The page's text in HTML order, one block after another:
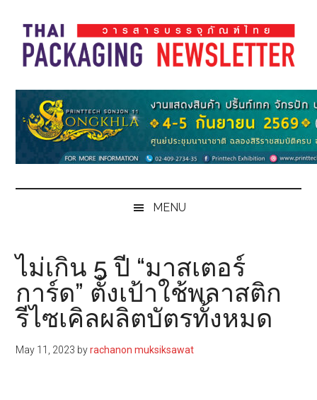
main
content
secondary
menu
primary
sidebar
footer
Thai
Pack
Magazine
Pack
Magazine
MENU
ไม่เกิน 5 ปี “มาสเตอร์
การ์ด” ตั้งเป้าใช้พลาสติก
รีไซเคิลผลิตบัตรทั้งหมด
May 11, 2023 byrachanon muksiksawat